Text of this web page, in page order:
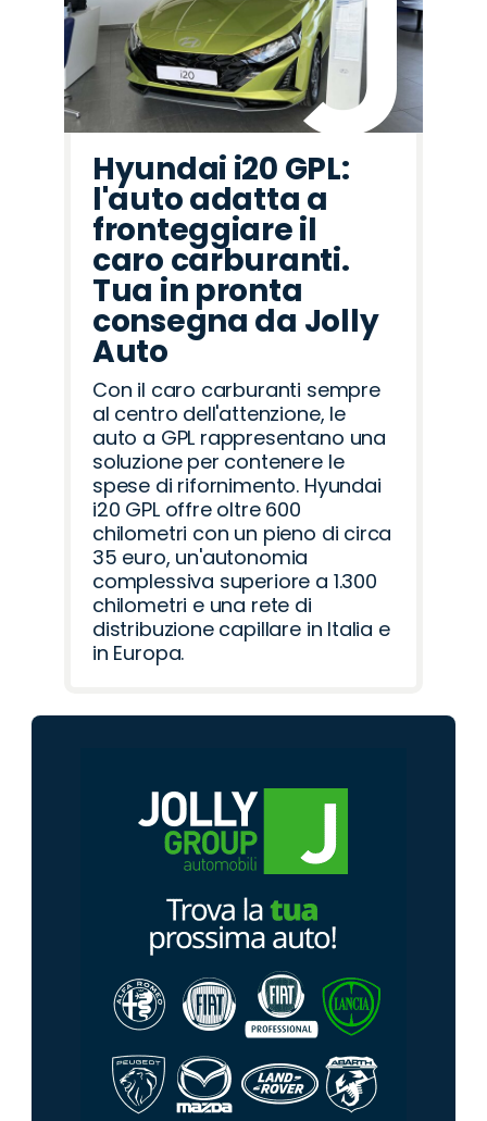
Hyundai i20 GPL:
l'auto adatta a
fronteggiare il
caro carburanti.
Tua in pronta
consegna da Jolly
Auto
Con il caro carburanti sempre
al centro dell'attenzione, le
auto a GPL rappresentano una
soluzione per contenere le
spese di rifornimento. Hyundai
i20 GPL offre oltre 600
chilometri con un pieno di circa
35 euro, un'autonomia
complessiva superiore a 1.300
chilometri e una rete di
distribuzione capillare in Italia e
in Europa.